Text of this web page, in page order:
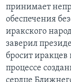
Языки
принимает
обеспечения
иракского
заверил
бросит иракцев
процессе